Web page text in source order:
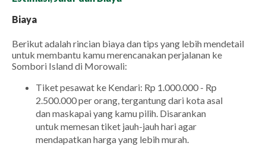
Biaya
Berikut adalah rincian biaya dan tips yang lebih mendetail
untuk membantu kamu merencanakan perjalanan ke
Sombori Island di Morowali:
Tiket pesawat ke Kendari: Rp 1.000.000 - Rp
2.500.000 per orang, tergantung dari kota asal
dan maskapai yang kamu pilih. Disarankan
untuk memesan tiket jauh-jauh hari agar
mendapatkan harga yang lebih murah.